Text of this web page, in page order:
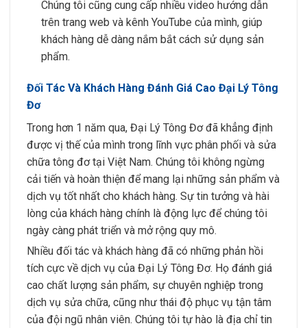
Chúng tôi cũng cung cấp nhiều video hướng dẫn
trên trang web và kênh YouTube của mình, giúp
khách hàng dễ dàng nắm bắt cách sử dụng sản
phẩm.
Đối Tác Và Khách Hàng Đánh Giá Cao Đại Lý Tông
Đơ
Trong hơn 1 năm qua, Đại Lý Tông Đơ đã khẳng định
được vị thế của mình trong lĩnh vực phân phối và sửa
chữa tông đơ tại Việt Nam. Chúng tôi không ngừng
cải tiến và hoàn thiện để mang lại những sản phẩm và
dịch vụ tốt nhất cho khách hàng. Sự tin tưởng và hài
lòng của khách hàng chính là động lực để chúng tôi
ngày càng phát triển và mở rộng quy mô.
Nhiều đối tác và khách hàng đã có những phản hồi
tích cực về dịch vụ của Đại Lý Tông Đơ. Họ đánh giá
cao chất lượng sản phẩm, sự chuyên nghiệp trong
dịch vụ sửa chữa, cũng như thái độ phục vụ tận tâm
của đội ngũ nhân viên. Chúng tôi tự hào là địa chỉ tin